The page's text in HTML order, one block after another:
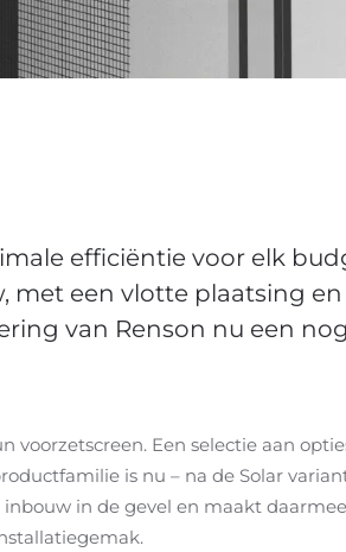
efficiëntie voor elk
met een vlotte plaatsing
van Renson nu een
voorzetscreen. Een selectie aan
is nu – na de Solar
inbouw in de gevel en maakt